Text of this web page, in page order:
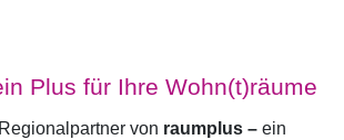
Plus für Ihre Wohn(t)räume
von raumplus – ein